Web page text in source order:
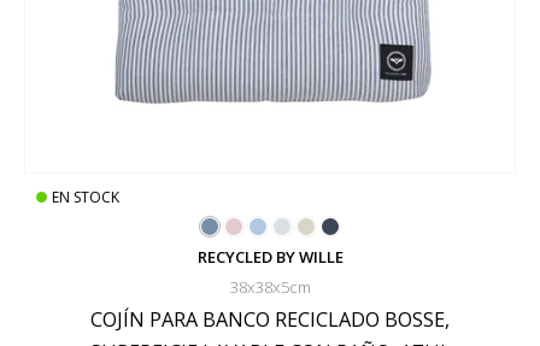
EN STOCK
RECYCLED BY WILLE
38x38x5cm
COJÍN PARA BANCO RECICLADO BOSSE,